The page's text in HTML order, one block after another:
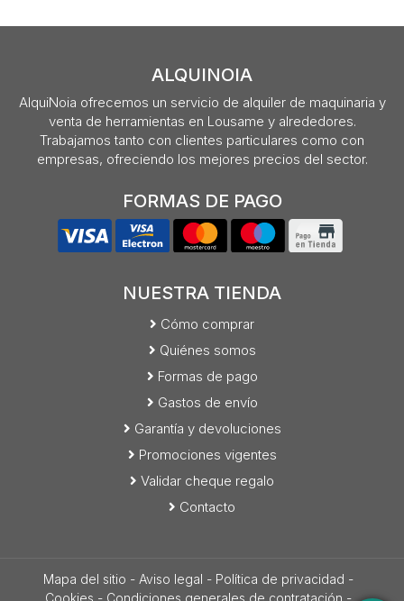
ALQUINOIA
AlquiNoia ofrecemos un servicio de alquiler de maquinaria y
venta de herramientas en Lousame y alrededores.
Trabajamos tanto con clientes particulares como con
empresas, ofreciendo los mejores precios del sector.
FORMAS DE PAGO
NUESTRA TIENDA
Cómo comprar
Quiénes somos
Formas de pago
Gastos de envío
Garantía y devoluciones
Promociones vigentes
Validar cheque regalo
Contacto
Mapa del sitio - Aviso legal - Política de privacidad -